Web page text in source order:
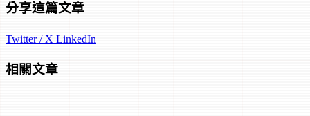
分享這篇文章
Twitter / X LinkedIn
相關文章